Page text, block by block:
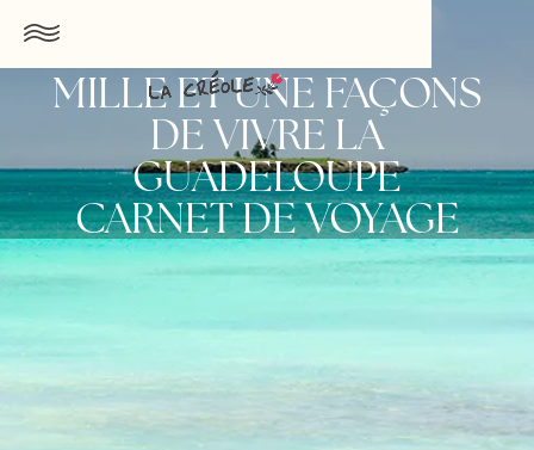
MILLE ET UNE FAÇONS
DE VIVRE LA
GUADELOUPE
CARNET DE VOYAGE